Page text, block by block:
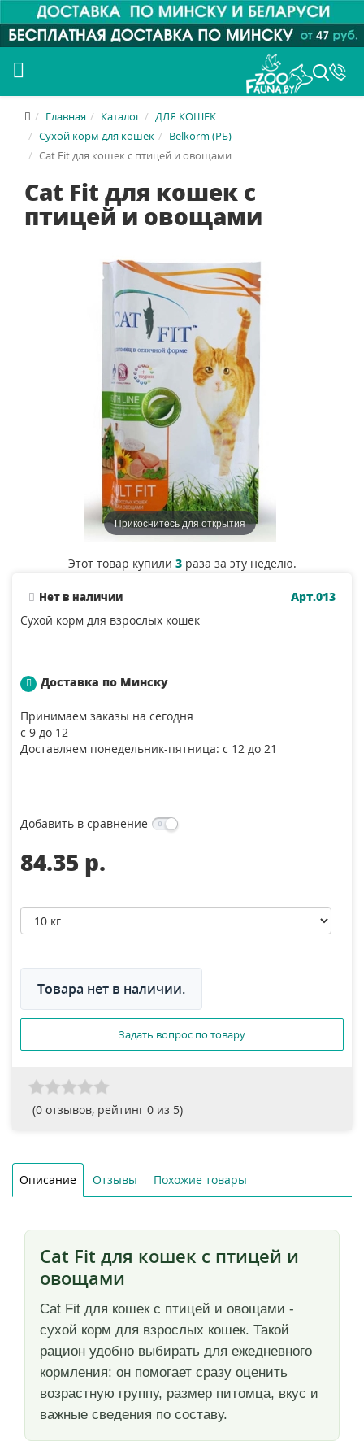
Главная Каталог
ДЛЯ КОШЕК
Сухой корм для кошек
Belkorm (РБ)
Cat Fit для кошек с птицей и овощами
Cat Fit для кошек с
птицей и овощами
Прикоснитесь для открытия
Этот товар купили 3раза за эту неделю.
Нет в наличии
Арт.013
Сухой корм для взрослых кошек
Доставка по Минску
Принимаем заказы на сегодня
с 9 до 12
Доставляем понедельник-пятница: с 12 до 21
Добавить в сравнение
84.35 p.
Товара нет в наличии.
Задать вопрос по товару
(0 отзывов, рейтинг 0 из 5)
Описание Отзывы Похожие товары
Cat Fit для кошек с птицей и
овощами
Cat Fit для кошек с птицей и овощами -
сухой корм для взрослых кошек. Такой
рацион удобно выбирать для ежедневного
кормления: он помогает сразу оценить
возрастную группу, размер питомца, вкус и
важные сведения по составу.